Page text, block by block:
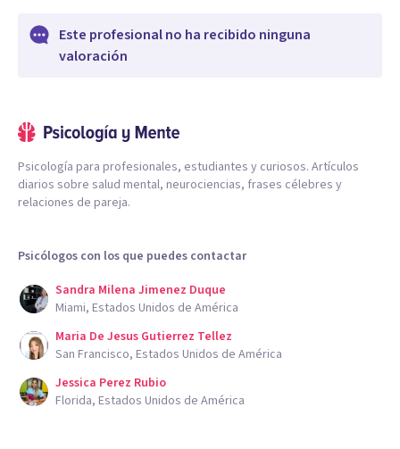
Este profesional no ha recibido ninguna
valoración
Psicología para profesionales, estudiantes y curiosos. Artículos
diarios sobre salud mental, neurociencias, frases célebres y
relaciones de pareja.
Psicólogos con los que puedes contactar
Sandra Milena Jimenez Duque
Miami, Estados Unidos de América
Maria De Jesus Gutierrez Tellez
San Francisco, Estados Unidos de América
Jessica Perez Rubio
Florida, Estados Unidos de América